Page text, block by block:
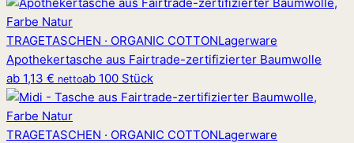
TRAGETASCHEN · ORGANIC COTTONLagerware
Apothekertasche aus Fairtrade-zertifizierter Baumwolle
ab 1,13 € nettoab 100 Stück
TRAGETASCHEN · ORGANIC COTTONLagerware